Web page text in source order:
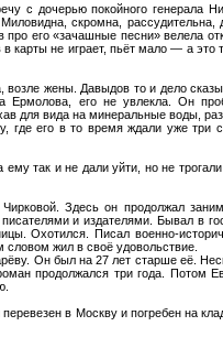
с дочерью покойного генерала
скромна, рассудительна,
его «зачашные песни» велела
карты не играет, пьёт мало — а это
возле жены. Давыдов то и дело
Ермолова, его не увлекла. Он
для вида на минеральные воды,
где его в то время ждали уже три
так и не дали уйти, но не
Здесь он продолжал
и издателями. Бывал в
Охотился. Писал военно-
жил в своё удовольствие.
Он был на 27 лет старше её.
продолжался три года. Потом
в Москву и погребен на